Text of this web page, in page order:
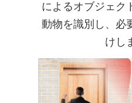
によるオブジェク
動物を識別し、必
けし